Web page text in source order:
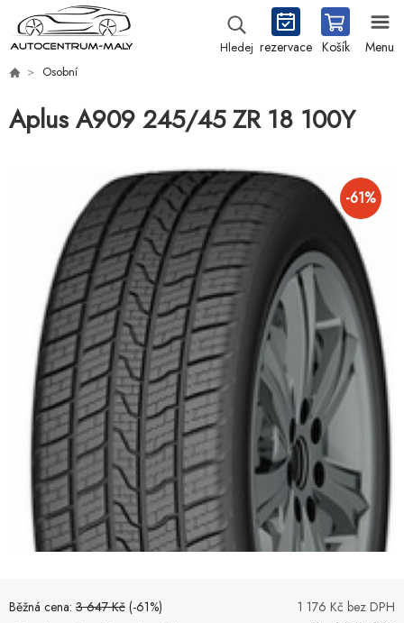
Hledej rezervace Košík Menu
Osobní
Aplus A909 245/45 ZR 18 100Y
-61%
Běžná cena: 3 647 Kč (-61%) 1 176 Kč bez DPH